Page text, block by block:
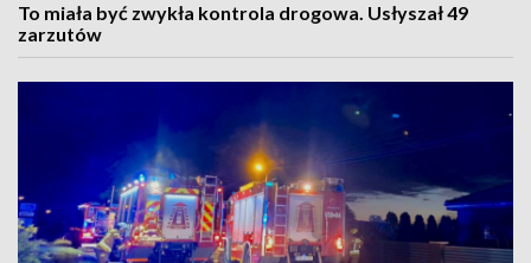
To miała być zwykła kontrola drogowa. Usłyszał 49
zarzutów